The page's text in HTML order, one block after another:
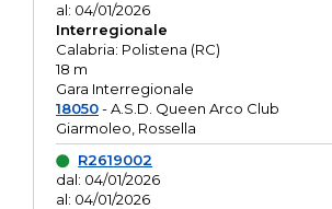
al: 04/01/2026
Interregionale
Calabria: Polistena (RC)
18 m
Gara Interregionale
18050- A.S.D. Queen Arco Club
Giarmoleo, Rossella
R2619002
dal: 04/01/2026
al: 04/01/2026